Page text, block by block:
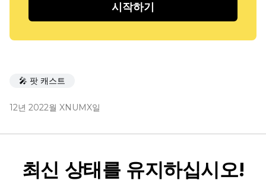
시작하기
🎤 팟 캐스트
12년 2022월 XNUMX일
최신 상태를 유지하십시오!